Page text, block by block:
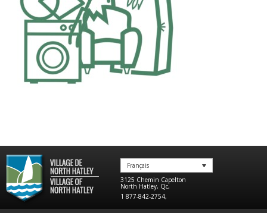
Français
3125 Chemin Capelton
North Hatley, Qc,
1 877-842-2754,